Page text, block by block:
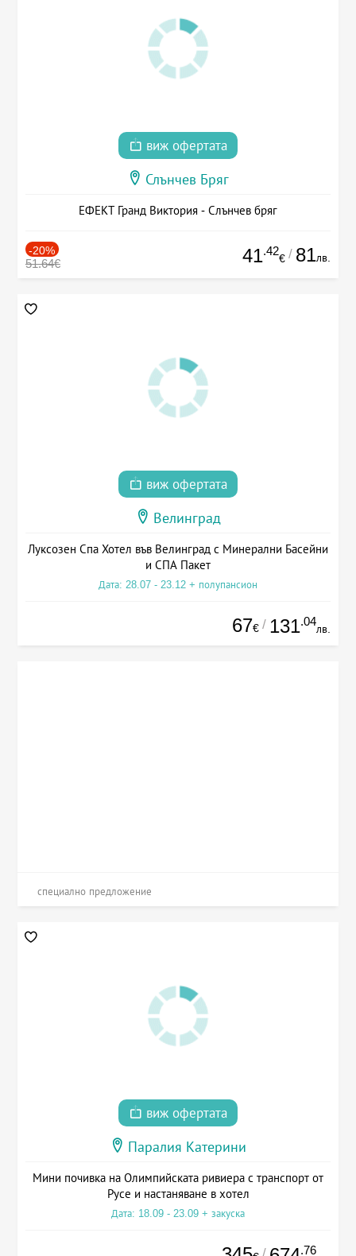
виж офертата
Слънчев Бряг
ЕФЕКТ Гранд Виктория - Слънчев бряг
-20%
51.64€ 41.42
€ / 81лв.
виж офертата
Велинград
Луксозен Спа Хотел във Велинград с Минерални Басейни
и СПА Пакет
Дата: 28.07 - 23.12 + полупансион
67€ / 131.04
лв.
специално предложение
виж офертата
Паралия Катерини
Мини почивка на Олимпийската ривиера с транспорт от
Русе и настаняване в хотел
Дата: 18.09 - 23.09 + закуска
.76